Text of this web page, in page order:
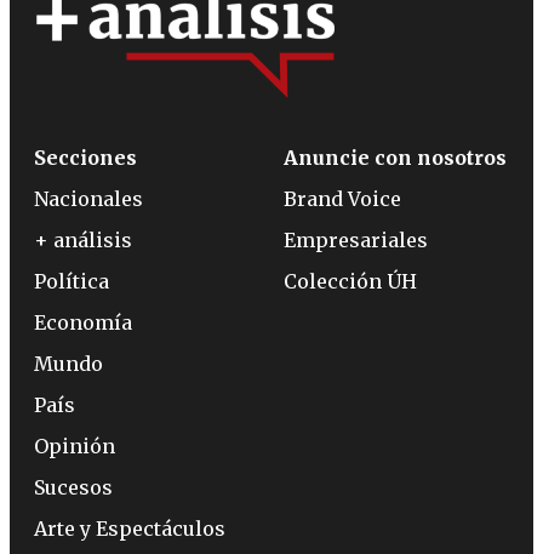
Secciones
Nacionales
+ análisis
Política
Economía
Mundo
País
Opinión
Sucesos
Arte y Espectáculos
Anuncie con nosotros
Brand Voice
Empresariales
Colección ÚH